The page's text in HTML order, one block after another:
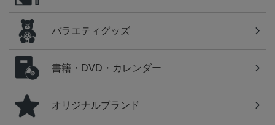
バラエティグッズ
書籍・DVD・カレンダー
オリジナルブランド